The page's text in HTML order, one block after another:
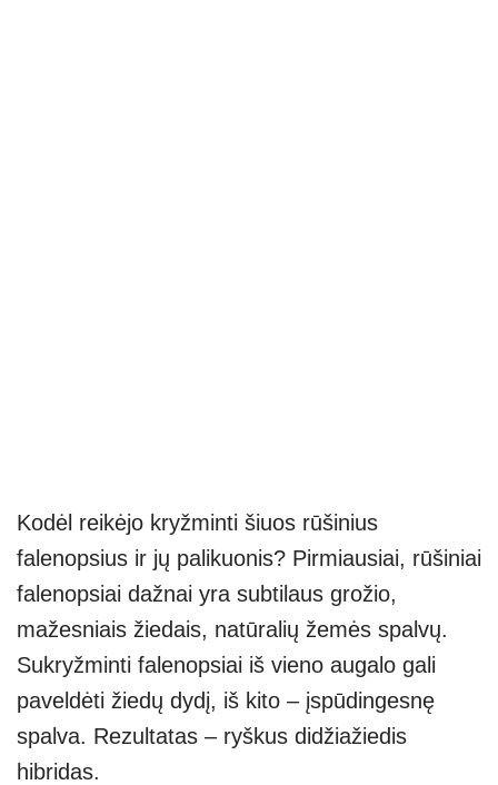
Kodėl reikėjo kryžminti šiuos rūšinius
falenopsius ir jų palikuonis? Pirmiausiai, rūšiniai
falenopsiai dažnai yra subtilaus grožio,
mažesniais žiedais, natūralių žemės spalvų.
Sukryžminti falenopsiai iš vieno augalo gali
paveldėti žiedų dydį, iš kito – įspūdingesnę
spalva. Rezultatas – ryškus didžiažiedis
hibridas.